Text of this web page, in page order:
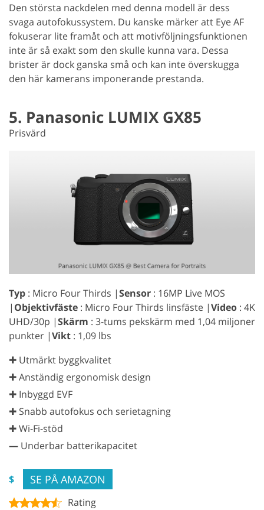
Den största nackdelen med denna modell är dess
svaga autofokussystem. Du kanske märker att Eye AF
fokuserar lite framåt och att motivföljningsfunktionen
inte är så exakt som den skulle kunna vara. Dessa
brister är dock ganska små och kan inte överskugga
den här kamerans imponerande prestanda.
5. Panasonic LUMIX GX85
Prisvärd
Typ : Micro Four Thirds |Sensor : 16MP Live MOS
| Objektivfäste : Micro Four Thirds linsfäste |Video : 4K
UHD/30p |Skärm : 3-tums pekskärm med 1,04 miljoner
punkter |Vikt : 1,09 lbs
✚ Utmärkt byggkvalitet
✚ Anständig ergonomisk design
✚ Inbyggd EVF
✚ Snabb autofokus och serietagning
✚ Wi-Fi-stöd
— Underbar batterikapacitet
$ SE PÅ AMAZON
Rating